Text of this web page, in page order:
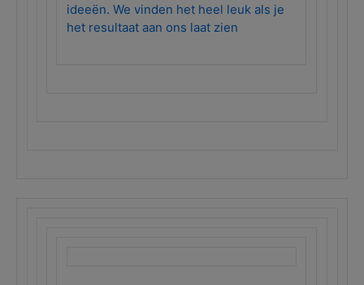
ideeën. We vinden het heel leuk als je
het resultaat aan ons laat zien